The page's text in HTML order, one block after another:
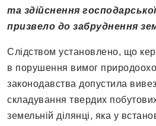
та здійснення
призвело до забруднення
Слідством установлено, що
в порушення вимог
законодавства допустила
складування твердих
земельній ділянці, яка у